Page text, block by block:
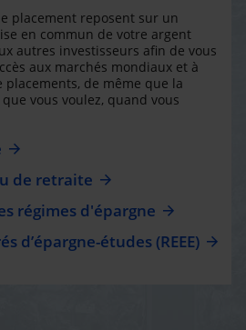
placement reposent sur un
en commun de votre argent
autres investisseurs afin de vous
aux marchés mondiaux et à
de même que la
vous voulez, quand vous
de retraite
régimes d'épargne
d’épargne-études (REEE)